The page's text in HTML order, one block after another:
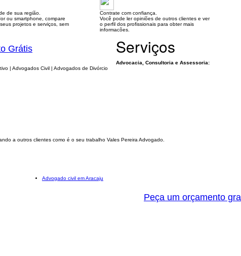
de sua região.
ou smartphone, compare
projetos e serviços, sem
Contrate com confiança.
Você pode ler opiniões de outros clientes e ver
o perfil dos profissionais para obter mais
informacões.
Grátis Serviços
Advocacia, Consultoria e Assessoria:
| Advogados Civil | Advogados de Divórcio
a outros clientes como é o seu trabalho Vales Pereira Advogado.
Advogado civil em Aracaju
Peça um orçamento